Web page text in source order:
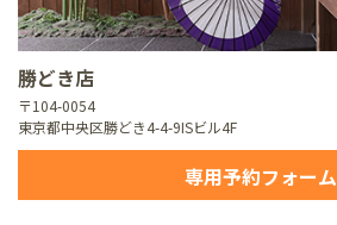
勝どき店
〒104-0054
東京都中央区勝どき4-4-9ISビル4F
専用予約フォーム